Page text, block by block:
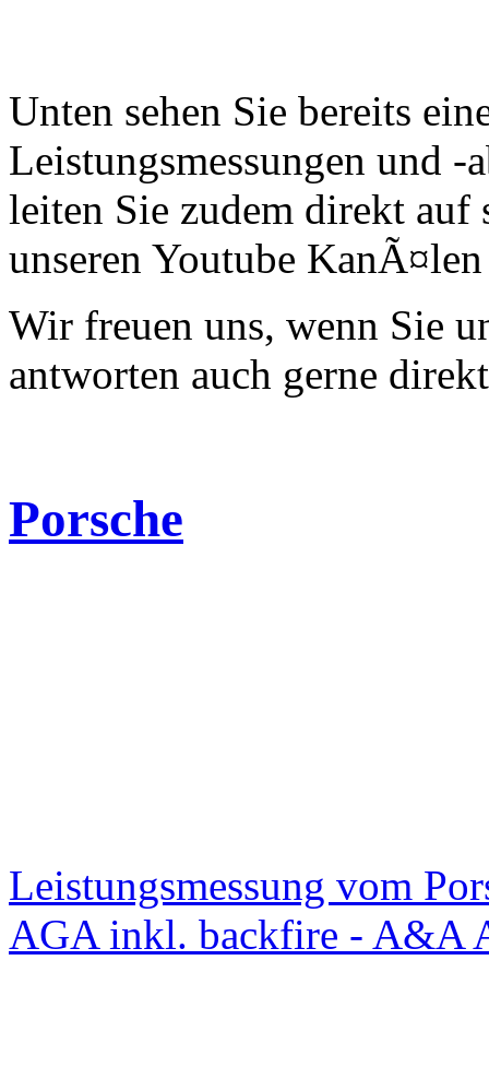
Unten sehen Sie bereits
Leistungsmessungen und -
leiten Sie zudem direkt auf
unseren Youtube
Wir freuen uns, wenn Sie
antworten auch gerne
Porsche
Leistungsmessung vom
AGA inkl. backfire - A&A